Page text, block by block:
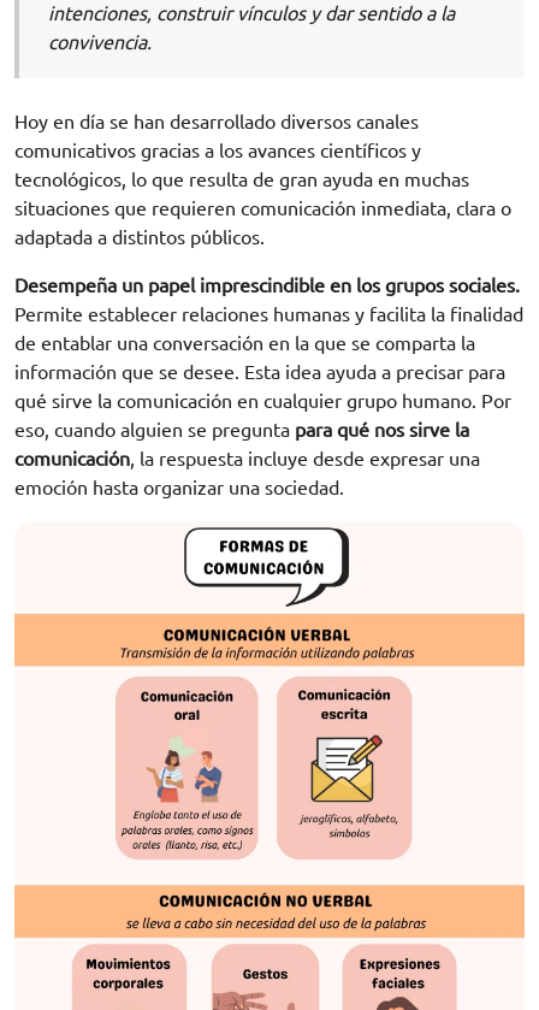
intenciones, construir vínculos y dar sentido a la
convivencia.
Hoy en día se han desarrollado diversos canales
comunicativos gracias a los avances científicos y
tecnológicos, lo que resulta de gran ayuda en muchas
situaciones que requieren comunicación inmediata, clara o
adaptada a distintos públicos.
Desempeña un papel imprescindible en los grupos sociales.
Permite establecer relaciones humanas y facilita la finalidad
de entablar una conversación en la que se comparta la
información que se desee. Esta idea ayuda a precisar para
qué sirve la comunicación en cualquier grupo humano. Por
eso, cuando alguien se pregunta para qué nos sirve la
comunicación, la respuesta incluye desde expresar una
emoción hasta organizar una sociedad.